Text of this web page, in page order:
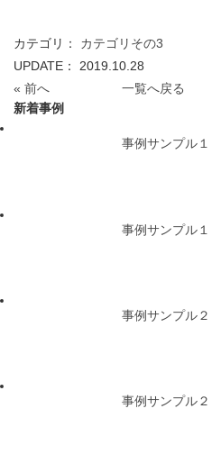
カテゴリ： カテゴリその3
UPDATE： 2019.10.28
« 前へ
一覧へ戻る
新着事例
事例サンプル１
事例サンプル１
事例サンプル２
事例サンプル２